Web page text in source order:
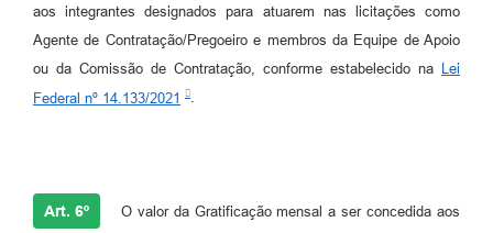
aos integrantes designados para atuarem nas licitações como
Agente de Contratação/Pregoeiro e membros da Equipe de Apoio
ou da Comissão de Contratação, conforme estabelecido na Lei
Federal nº 14.133/2021
.
Art. 6º O valor da Gratificação mensal a ser concedida aos